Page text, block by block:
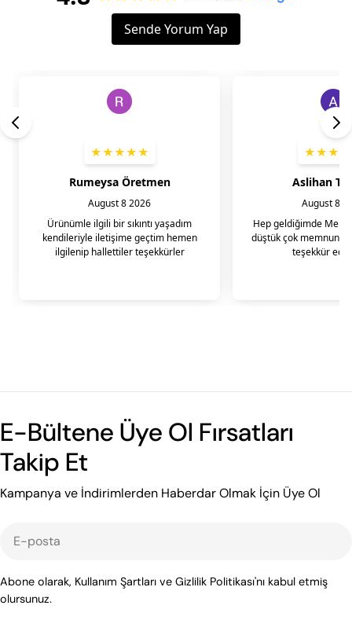
E-Bültene Üye Ol Fırsatları
Takip Et
Kampanya ve İndirimlerden Haberdar Olmak İçin Üye Ol
posta
Abone olarak, Kullanım Şartları ve Gizlilik Politikası'nı kabul etmiş
olursunuz.